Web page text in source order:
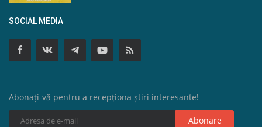
SOCIAL MEDIA
Abonați-vă pentru a recepționa știri interesante!
Abonare